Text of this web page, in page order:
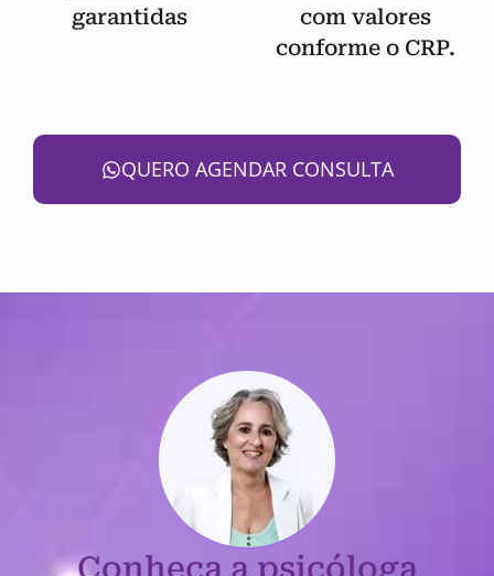
garantidas
com valores
conforme o CRP.
QUERO AGENDAR CONSULTA